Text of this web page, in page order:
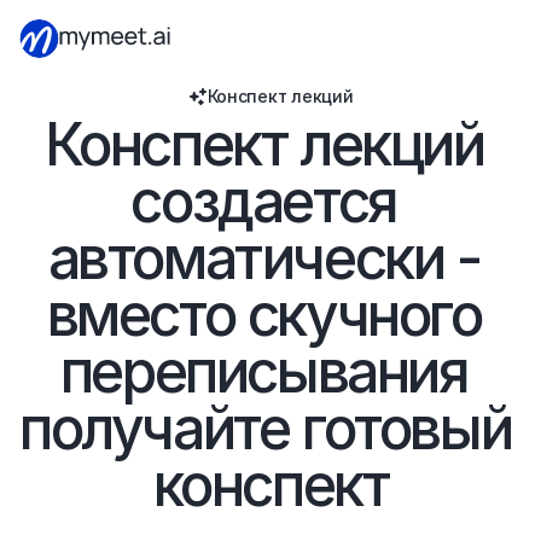
Конспект лекций
Конспект лекций
создается
автоматически -
вместо скучного
переписывания
получайте готовый
конспект